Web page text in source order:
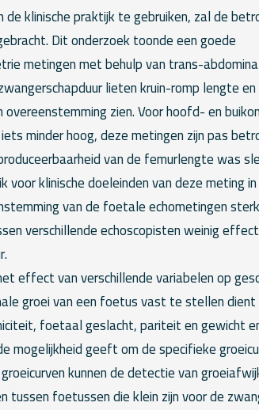
klinische praktijk te gebruiken, zal de
Dit onderzoek toonde een goede
metingen met behulp van trans-
lieten kruin-romp lengte
zien. Voor hoofd- en
minder hoog, deze metingen zijn pas
van de femurlengte was
klinische doeleinden van deze meting
van de foetale echometingen
verschillende echoscopisten weinig
effect van verschillende variabelen op
groei van een foetus vast te stellen
foetaal geslacht, pariteit en gewicht
mogelijkheid geeft om de specifieke
kunnen de detectie van
tussen foetussen die klein zijn voor de